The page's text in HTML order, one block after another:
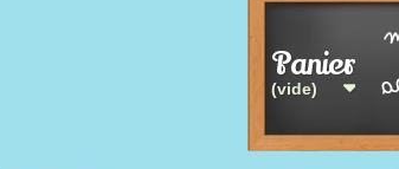
Panier
(vide)